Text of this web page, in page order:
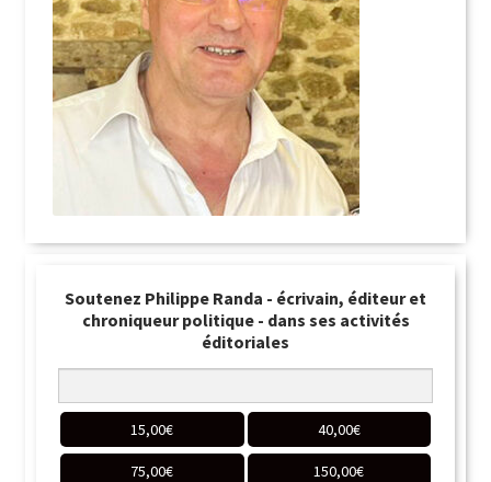
Soutenez Philippe Randa - écrivain, éditeur et
chroniqueur politique - dans ses activités
éditoriales
15,00€ 40,00€
75,00€ 150,00€